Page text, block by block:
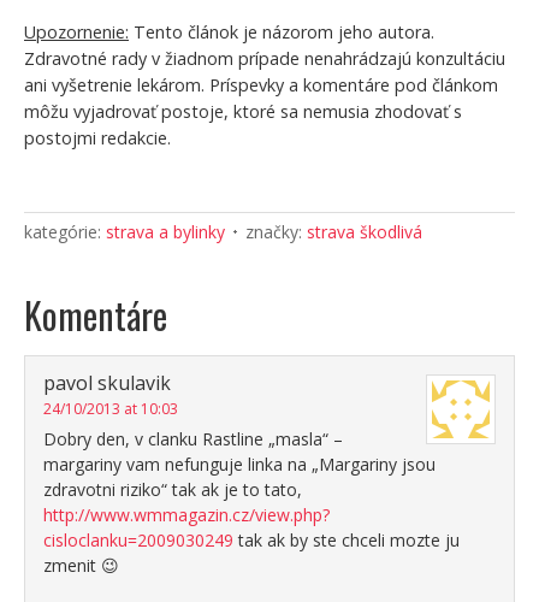
Upozornenie: Tento článok je názorom jeho autora.
Zdravotné rady v žiadnom prípade nenahrádzajú konzultáciu
ani vyšetrenie lekárom. Príspevky a komentáre pod článkom
môžu vyjadrovať postoje, ktoré sa nemusia zhodovať s
postojmi redakcie.
kategórie: strava a bylinky značky: strava škodlivá
Komentáre
pavol skulavik
24/10/2013 at 10:03
Dobry den, v clanku Rastline „masla“ –
margariny vam nefunguje linka na „Margariny jsou
zdravotni riziko“ tak ak je to tato,
http://www.wmmagazin.cz/view.php?
cisloclanku=2009030249 tak ak by ste chceli mozte ju
zmenit 😉